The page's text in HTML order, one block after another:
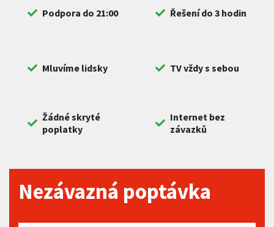
Podpora do 21:00 Řešení do 3 hodin
Mluvíme lidsky TV vždy s sebou
Žádné skryté
poplatky
Internet bez
závazků
Nezávazná poptávka